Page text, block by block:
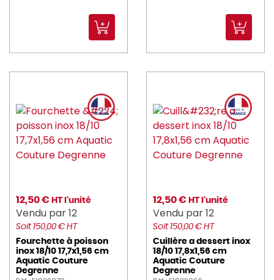
12,50 € HT l'unité
Vendu par 12
Soit 150,00 € HT
Fourchette à poisson
inox 18/10 17,7x1,56 cm
Aquatic Couture
Degrenne
12,50 € HT l'unité
Vendu par 12
Soit 150,00 € HT
Cuillère a dessert inox
18/10 17,8x1,56 cm
Aquatic Couture
Degrenne